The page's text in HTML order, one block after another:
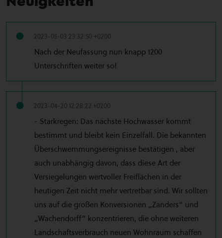
2023-05-03 23:32:50 +0200
Nach der Neufassung nun knapp 1200
Unterschriften weiter so!
2023-04-20 12:28:22 +0200
- Starkregen: Das nächste Hochwasser kommt
bestimmt und bleibt kein Einzelfall. Die bekannten
Überschwemmungsereignisse bestätigen , aber
auch unabhängig davon, dass diese Art der
Versiegelungen wertvoller Freiflächen in der
heutigen Zeit nicht mehr vertretbar sind. Wir sollten
uns auf die großen Konversionen „Zanders“ und
„Wachendorff“ konzentrieren, die ohne weiteren
Landschaftsverbrauch neuen Wohnraum schaffen